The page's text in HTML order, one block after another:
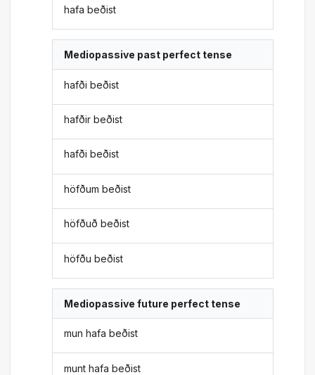
hafa beðist
Mediopassive past perfect tense
hafði beðist
hafðir beðist
hafði beðist
höfðum beðist
höfðuð beðist
höfðu beðist
Mediopassive future perfect tense
mun hafa beðist
munt hafa beðist